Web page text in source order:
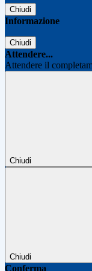
Chiudi
Informazione
Chiudi
Attendere...
Attendere il
Chiudi
Chiudi
Conferma